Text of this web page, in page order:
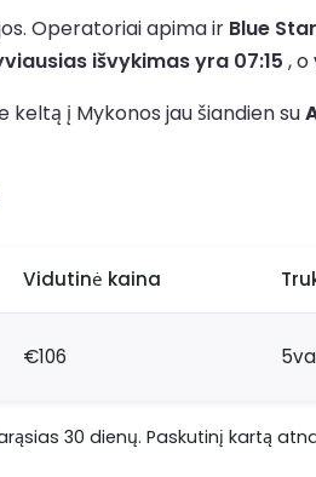
Operatoriai apima ir Blue
išvykimas yra 07:15 , o
keltą į Mykonos jau šiandien su
Vidutinė kaina
€106
30 dienų. Paskutinį kartą